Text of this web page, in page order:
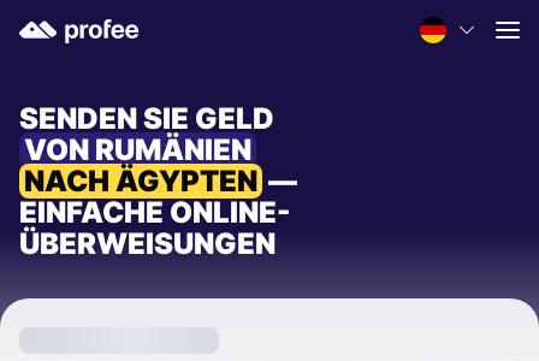
SENDEN SIE GELD
VON RUMÄNIEN
NACH ÄGYPTEN —
EINFACHE ONLINE-
ÜBERWEISUNGEN